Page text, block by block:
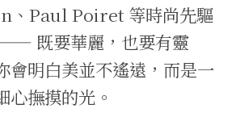
、Paul Poiret 等時尚先驅
既要華麗，也要有靈
會明白美並不遙遠，而是一
心撫摸的光。